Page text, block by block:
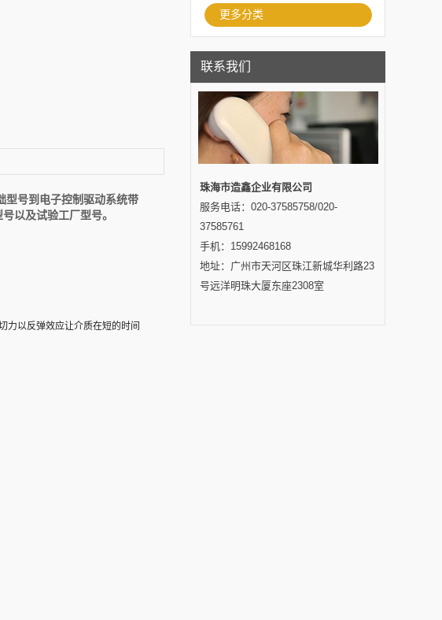
更多分类
联系我们
珠海市造鑫企业有限公司
服务电话：020-37585758/020-
37585761
手机：15992468168
地址：广州市天河区珠江新城华利路23
号远洋明珠大厦东座2308室
型号到电子控制驱动系统带
以及试验工厂型号。
力以反弹效应让介质在短的时间